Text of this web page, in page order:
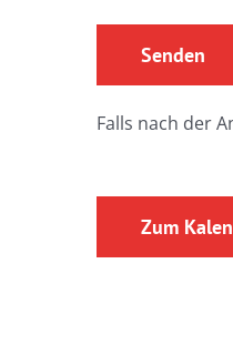
Falls nach der
Zum